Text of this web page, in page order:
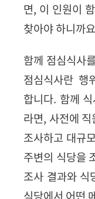
면, 이 인원이
찾아야 하니까요
함께 점심식사
점심식사란 행
합니다. 함께
라면, 사전에
조사하고 대규
주변의 식당을
조사 결과와 식
식당에서 어떤